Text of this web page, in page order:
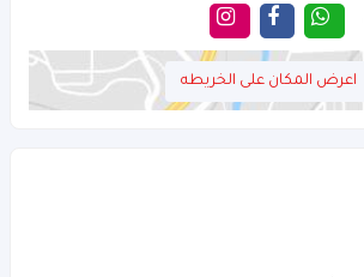
اعرض المكان على الخريطه